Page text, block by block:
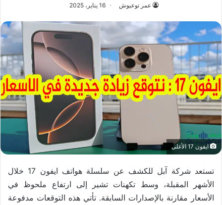
عمر توعيوش 16 يناير، 2025
ايفون 17 الأغلى
تستعد شركة آبل للكشف عن سلسلة هواتف ايفون 17 خلال
الأشهر المقبلة، وسط تكهنات تشير إلى ارتفاع ملحوظ في
الأسعار مقارنة بالإصدارات السابقة. تأتي هذه التوقعات مدفوعة